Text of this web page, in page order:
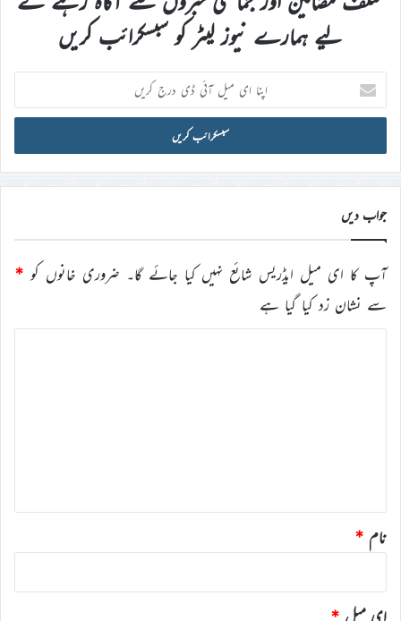
لیے ہمارے نیوز لیٹر کو سبسکرائب کریں
اپنا
ای
میل
ڈی
درج
کریں
جواب دیں
آپ کا ای میل ایڈریس شائع نہیں کیا جائے گا۔ ضروری خانوں کو *
سے نشان زد کیا گیا ہے
نام *
ای میل *